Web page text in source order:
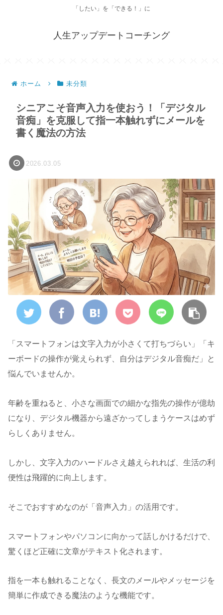
「したい」を「できる！」に
人生アップデートコーチング
ホーム 未分類
シニアこそ音声入力を使おう！「デジタル
音痴」を克服して指一本触れずにメールを
書く魔法の方法
2026.03.05
「スマートフォンは文字入力が小さくて打ちづらい」「キ
ーボードの操作が覚えられず、自分はデジタル音痴だ」と
悩んでいませんか。
年齢を重ねると、小さな画面での細かな指先の操作が億劫
になり、デジタル機器から遠ざかってしまうケースはめず
らしくありません。
しかし、文字入力のハードルさえ越えられれば、生活の利
便性は飛躍的に向上します。
そこでおすすめなのが「音声入力」の活用です。
スマートフォンやパソコンに向かって話しかけるだけで、
驚くほど正確に文章がテキスト化されます。
指を一本も触れることなく、長文のメールやメッセージを
簡単に作成できる魔法のような機能です。